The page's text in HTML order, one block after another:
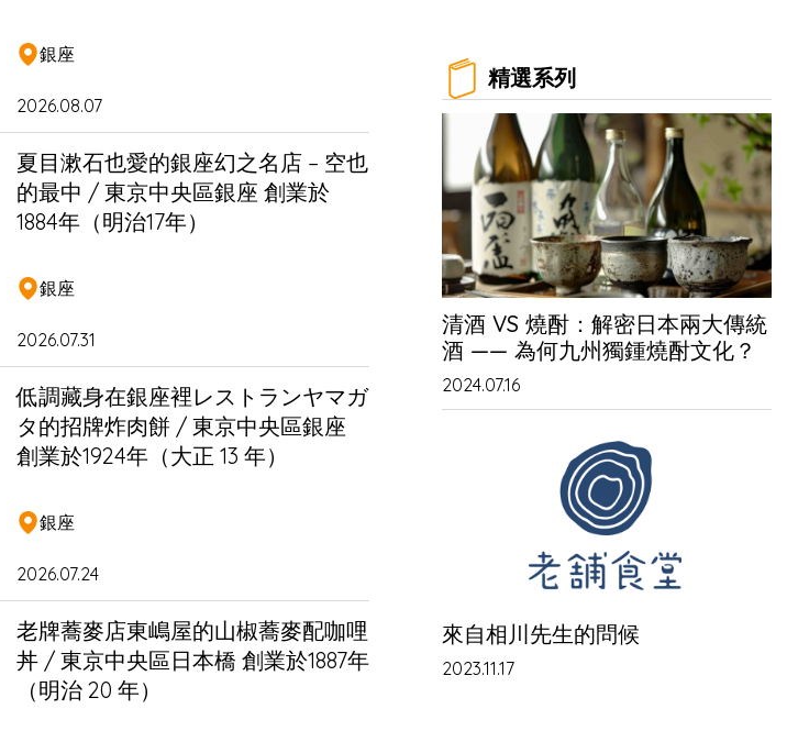
銀座
2026.08.07
夏目漱石也愛的銀座幻之名店 – 空也
的最中 / 東京中央區銀座 創業於
1884年（明治17年）
銀座
2026.07.31
低調藏身在銀座裡レストランヤマガ
タ的招牌炸肉餅 / 東京中央區銀座
創業於1924年（大正 13 年）
銀座
2026.07.24
老牌蕎麥店東嶋屋的山椒蕎麥配咖哩
丼 / 東京中央區日本橋 創業於1887年
（明治 20 年）
精選系列
清酒 VS 燒酎：解密日本兩大傳統
酒 —— 為何九州獨鍾燒酎文化？
2024.07.16
來自相川先生的問候
2023.11.17